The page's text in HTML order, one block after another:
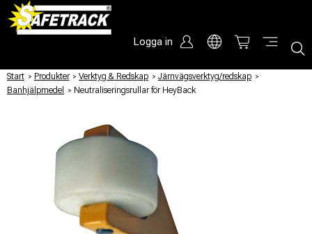
Logga in
Start / Produkter / Verktyg & Redskap / Järnvägsverktyg/redskap /
Banhjälpmedel
/ Neutraliseringsrullar för HeyBack